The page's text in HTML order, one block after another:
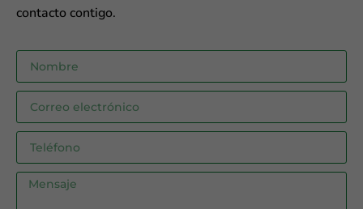
contacto contigo.